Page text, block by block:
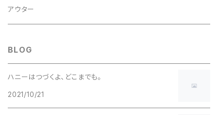
レトロ
アウター
BLOG
ハニーはつづくよ、どこまでも。
2021/10/21